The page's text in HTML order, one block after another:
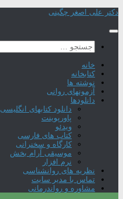
Skip
content
دکتر علی اصغر چگینی
جستجو
برای:
خانه
کتابخانه
نوشته ها
آزمونهای روانی
دانلودها
دانلود کتابهای انگلیسی
پاورپوینت
ویدئو
کتاب های فارسی
کارگاه و سخنرانی
موسیقی آرام بخش
نرم افزار
نظریه های روانشناسی
تماس با مدیر سایت
مشاوره و رواندرمانی